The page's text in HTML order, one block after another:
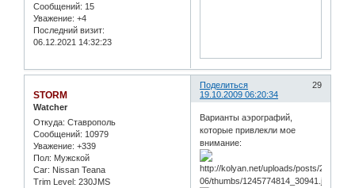
Сообщений: 15
Уважение: +4
Последний визит:
06.12.2021 14:32:23
Поделиться
29
19.10.2009 06:20:34
STORM
Watcher
Откуда: Ставрополь
Сообщений: 10979
Уважение: +339
Пол: Мужской
Car: Nissan Teana
Trim Level: 230JMS
Варианты аэрографий,
которые привлекли мое
внимание: